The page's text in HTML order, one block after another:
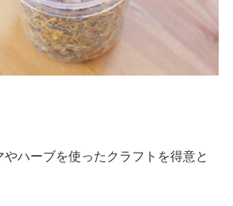
ハーブを使ったクラフトを得意と